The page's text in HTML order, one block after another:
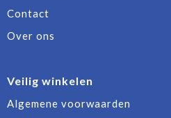
Contact
Over ons
Veilig winkelen
Algemene voorwaarden